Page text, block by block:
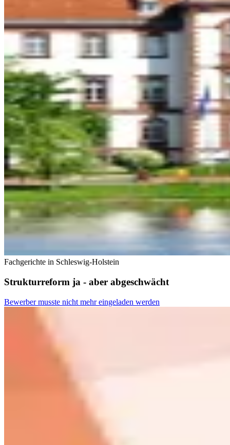
Fachgerichte in Schleswig-Holstein
Strukturreform ja - aber abgeschwächt
Bewerber musste nicht mehr eingeladen werden